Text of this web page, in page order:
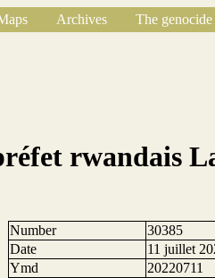
Archives The genocide
rwandais
Number
30385
Date
11 juillet
Ymd
20220711